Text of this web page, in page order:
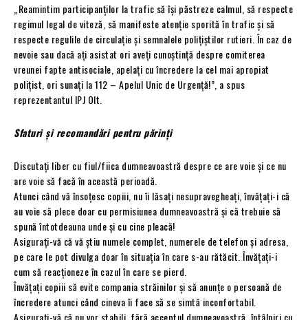
„Reamintim participanților la trafic să își păstreze calmul, să respecte
regimul legal de viteză, să manifeste atenție sporită în trafic și să
respecte regulile de circulație și semnalele polițiștilor rutieri. În caz de
nevoie sau dacă aţi asistat ori aveţi cunoştinţă despre comiterea
vreunei fapte antisociale, apelaţi cu încredere la cel mai apropiat
poliţist, ori sunaţi la 112 – Apelul Unic de Urgenţă!”, a spus
reprezentantul IPJ Olt.
Sfaturi și recomandări pentru părinţi
Discutaţi liber cu fiul/fiica dumneavoastră despre ce are voie şi ce nu
are voie să facă în această perioadă.
Atunci când vă însoţesc copiii, nu îi lăsaţi nesupravegheaţi, învăţaţi-i că
au voie să plece doar cu permisiunea dumneavoastră şi că trebuie să
spună întotdeauna unde şi cu cine pleacă!
Asiguraţi-vă că vă ştiu numele complet, numerele de telefon și adresa,
pe care le pot divulga doar în situaţia în care s-au rătăcit. Învăţaţi-i
cum să reacţioneze în cazul în care se pierd.
Învăţaţi copiii să evite compania străinilor şi să anunţe o persoană de
încredere atunci când cineva îi face să se simtă inconfortabil.
Asiguraţi-vă că nu vor stabili, fără acceptul dumneavoastră, întâlniri cu